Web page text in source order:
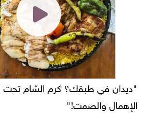
"ديدان في طبقك؟ كرم الشام تحت
الإهمال والصمت!"